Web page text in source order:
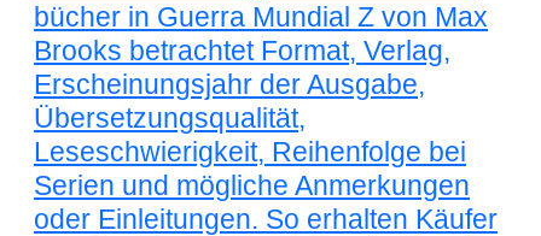
bücher in Guerra Mundial Z von Max
Brooks betrachtet Format, Verlag,
Erscheinungsjahr der Ausgabe,
Übersetzungsqualität,
Leseschwierigkeit, Reihenfolge bei
Serien und mögliche Anmerkungen
oder Einleitungen. So erhalten Käufer